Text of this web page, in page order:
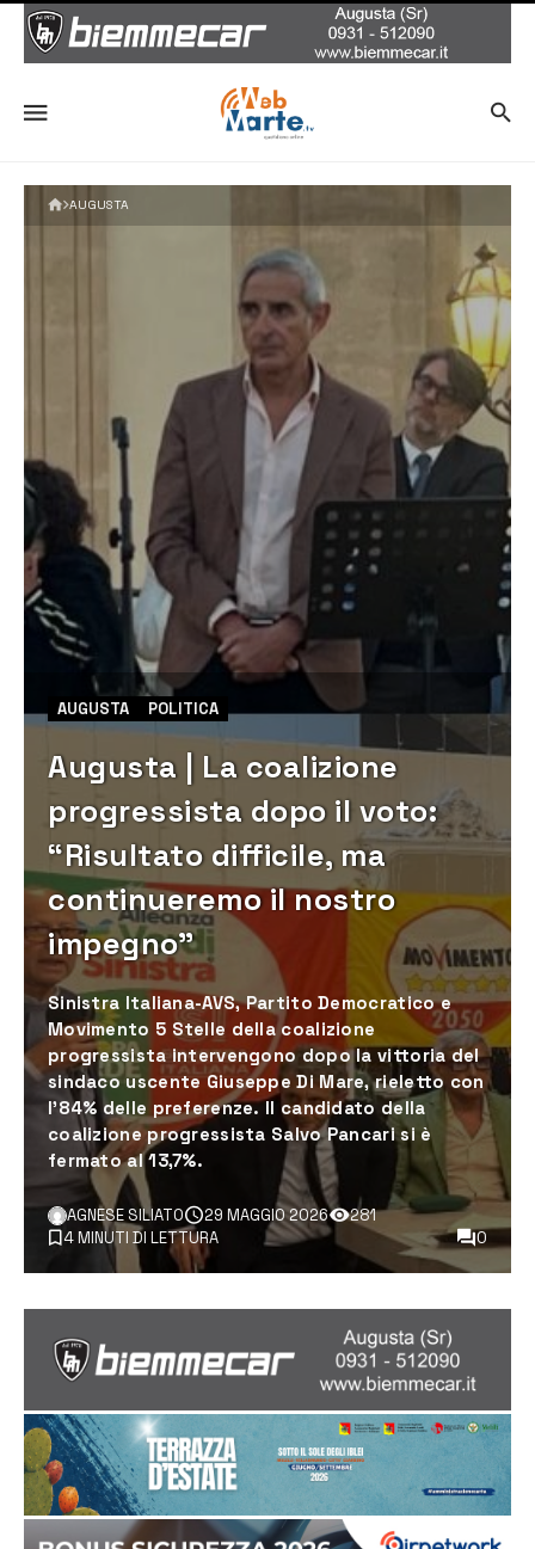
AUGUSTA
AUGUSTA POLITICA
Augusta | La coalizione
progressista dopo il voto:
“Risultato difficile, ma
continueremo il nostro
impegno”
Sinistra Italiana-AVS, Partito Democratico e
Movimento 5 Stelle della coalizione
progressista intervengono dopo la vittoria del
sindaco uscente Giuseppe Di Mare, rieletto con
l’84% delle preferenze. Il candidato della
coalizione progressista Salvo Pancari si è
fermato al 13,7%.
AGNESE SILIATO 29 MAGGIO 2026
281
4 MINUTI DI LETTURA
0